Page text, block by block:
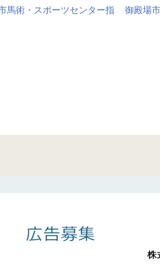
馬術・スポーツセンター指
御殿場